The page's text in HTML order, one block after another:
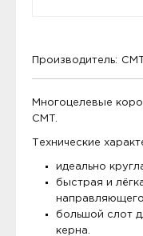
Производитель: CMT
Многоцелевые
CMT.
Технические
идеально
быстрая и
большой слот
керна.